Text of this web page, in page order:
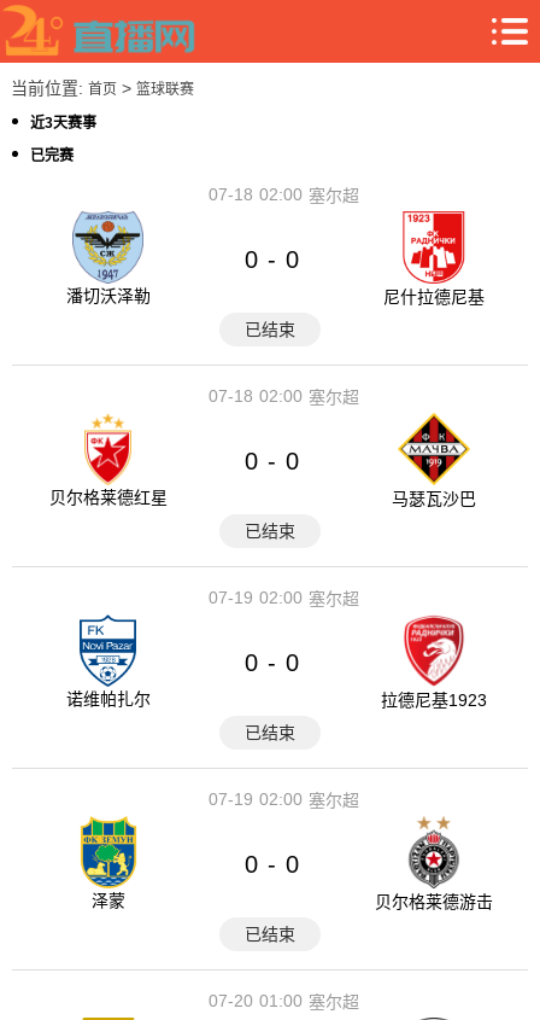
当前位置: 首页> 篮球联赛
近3天赛事
已完赛
02:00
07-18 塞尔超
潘切沃泽勒
0 - 0
尼什拉德尼基
已结束
02:00
07-18 塞尔超
贝尔格莱德红星
0 - 0
马瑟瓦沙巴
已结束
02:00
07-19 塞尔超
诺维帕扎尔
0 - 0
拉德尼基1923
已结束
02:00
07-19 塞尔超
泽蒙
0 - 0
贝尔格莱德游击
已结束
01:00
07-20 塞尔超